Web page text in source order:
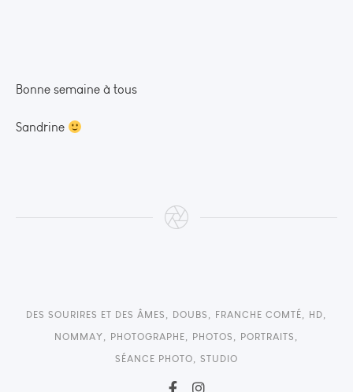
Bonne semaine à tous
Sandrine
DES SOURIRES ET DES ÂMES , DOUBS , FRANCHE COMTÉ, HD,
NOMMAY, PHOTOGRAPHE, PHOTOS , PORTRAITS ,
SÉANCE PHOTO, STUDIO